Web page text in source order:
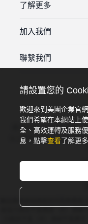
請設置您的
歡迎來到美團企業官網
我們希望在本網站上
全、高效運轉及服務
息，點擊查看了解更多
了解更多
加入我們
聯繫我們
違法和不良信息投訴電話：
以上渠道可投訴：互聯網違
藥品醫療器械網絡資訊服務備案